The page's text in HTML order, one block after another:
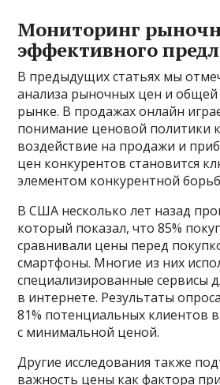
Мониторинг
эффективного
В предыдущих статьях мы
анализа рыночных цен и общей
рынке. В продажах онлайн
понимание ценовой политики
воздействие на продажи и
цен конкурентов становится
элементом конкурентной
В США несколько лет назад
который показал, что 85%
сравнивали цены перед
смартфоны. Многие из них
специализированные сервисы
в интернете. Результаты
81% потенциальных клиентов
с минимальной ценой.
Другие исследования также
важность цены как фактора